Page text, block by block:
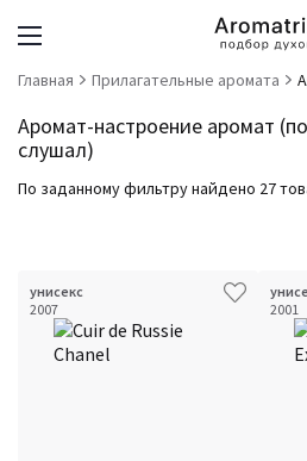
Главная Прилагательные аромата
Аромат-настроение аромат
слушал)
По заданному фильтру найдено 27
унисекс
2007
2001